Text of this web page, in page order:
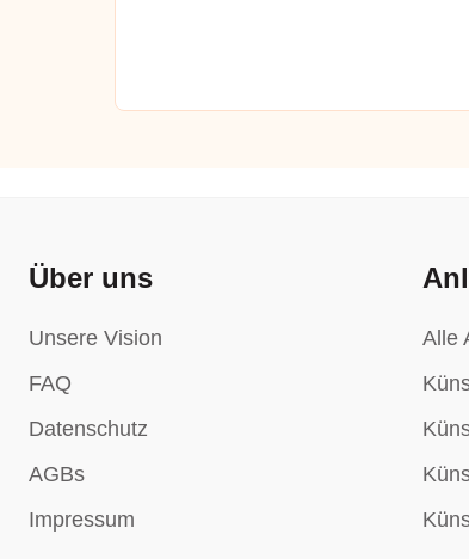
Über uns
Unsere Vision
FAQ
Datenschutz
AGBs
Impressum
Alle